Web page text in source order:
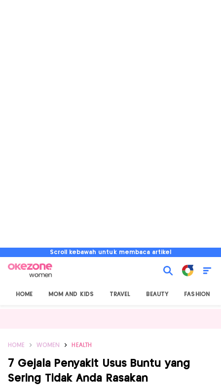
Scroll kebawah untuk membaca artikel
HOME MOM AND KIDS TRAVEL BEAUTY FASHION
HOME WOMEN HEALTH
7 Gejala Penyakit Usus Buntu yang
Sering Tidak Anda Rasakan